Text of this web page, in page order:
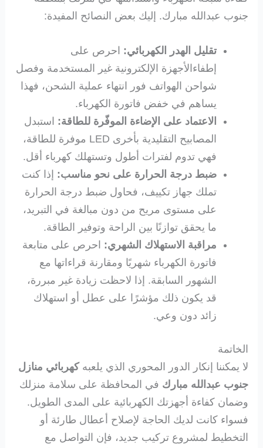
جنوب عبدالله مبارك. إليك بعض النصائح المفيدة:
تقليل الهدر الكهربائي: احرص على
إطفاءالأجهزة الإلكترونية غير المستخدمة وفصل
شواحن الهواتف فور انتهاء عملية الشحن، فهذا
يساهم في خفض فاتورة الكهرباء.
الاعتماد على الإضاءة الموفّرة للطاقة: استبدل
المصابيح التقليدية بأخرى LED موفرة للطاقة،
فهي تدوم لفترات أطول وتستهلك كهرباء أقل.
ضبط درجة الحرارة على نحو مناسب: إذا كنت
تملك جهاز تكييف، فحاول ضبط درجة الحرارة
على مستوى مريح من دون مبالغة في التبريد،
ما يحقق توازنًا بين الراحة وتوفير الطاقة.
مراقبة الاستهلاك الشهري: احرص على متابعة
فاتورة الكهرباء شهريًا ومقارنة قراءاتها مع
الشهور السابقة. إذا لاحظت زيادة غير مبررة،
قد يكون ذلك مؤشرًا على عطل أو استهلاك
زائد دون وعي.
الخاتمة
لا يمكننا إنكار الدور المحوري الذي يلعبهكهربائي منازل
جنوب عبدالله مبارك في المحافظة على سلامة منزلك
وضمان كفاءة أجهزتك الكهربائية على المدى الطويل.
فسواء كانت لديك الحاجة لإصلاح أعطال طارئة أو
التخطيط لمشروع تركيب جديد، فإن التواصل مع